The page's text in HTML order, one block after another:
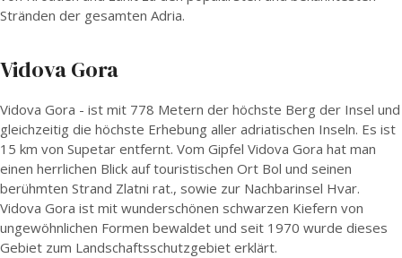
Stränden der gesamten Adria.
Vidova Gora
Vidova Gora - ist mit 778 Metern der höchste Berg der Insel und
gleichzeitig die höchste Erhebung aller adriatischen Inseln. Es ist
15 km von Supetar entfernt. Vom Gipfel Vidova Gora hat man
einen herrlichen Blick auf touristischen Ort Bol und seinen
berühmten Strand Zlatni rat., sowie zur Nachbarinsel Hvar.
Vidova Gora ist mit wunderschönen schwarzen Kiefern von
ungewöhnlichen Formen bewaldet und seit 1970 wurde dieses
Gebiet zum Landschaftsschutzgebiet erklärt.